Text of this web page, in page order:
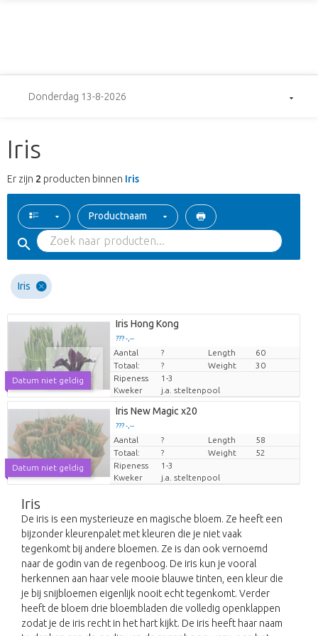
Donderdag 13-8-2026
Iris
Er zijn 2 producten binnen Iris
Productnaam
Iris
Datum niet geldig
Iris Hong Kong
??? -,--
Prijs per stuk
Aantal ? Length
60
Totaal:
? Weight
30
Ripeness
1-3
Kweker
j.a. steltenpool
Datum niet geldig
Iris New Magic x20
??? -,--
Prijs per stuk
Aantal ? Length
58
Totaal:
? Weight
52
Ripeness
1-3
Kweker
j.a. steltenpool
Iris
De iris is een mysterieuze en magische bloem. Ze heeft een
bijzonder kleurenpalet met kleuren die je niet vaak
tegenkomt bij andere bloemen. Ze is dan ook vernoemd
naar de godin van de regenboog. De iris kun je vooral
herkennen aan haar vele mooie blauwe tinten, een kleur die
je bij snijbloemen eigenlijk nooit echt tegenkomt. Verder
heeft de bloem drie bloembladen die volledig openklappen
zodat je de iris recht in het hart kijkt. De iris heeft haar naam